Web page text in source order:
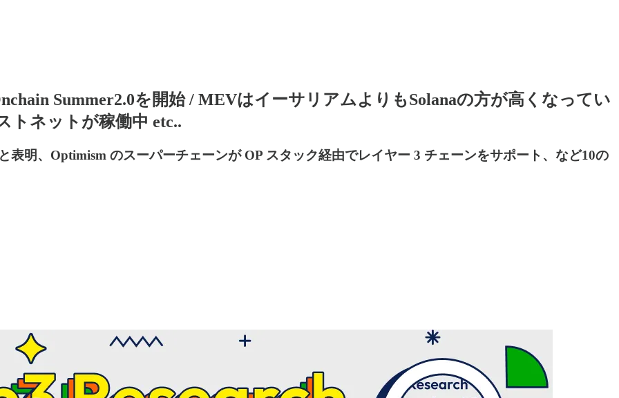
Summer2.0を開始 / MEVはイーサリアムよりもSolanaの方が高くなってい
トネットが稼働中 etc..
表明、Optimism のスーパーチェーンが OP スタック経由でレイヤー 3 チェーンをサポート、など10の